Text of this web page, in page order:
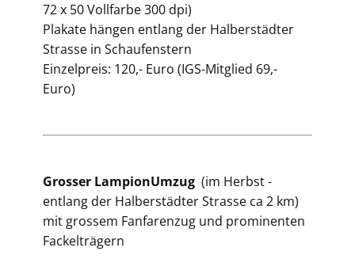
72 x 50 Vollfarbe 300 dpi)
Plakate hängen entlang der Halberstädter
Strasse in Schaufenstern
Einzelpreis: 120,- Euro (IGS-Mitglied 69,-
Euro)
Grosser LampionUmzug (im Herbst -
entlang der Halberstädter Strasse ca 2 km)
mit grossem Fanfarenzug und prominenten
Fackelträgern